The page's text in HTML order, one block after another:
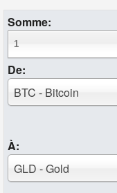
Somme:
De:
BTC - Bitcoin
À:
GLD - Gold